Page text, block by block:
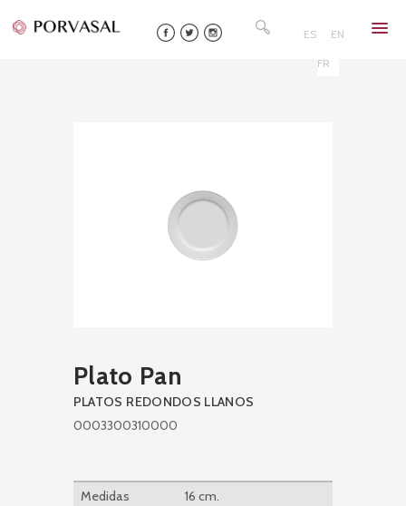
to
ES EN
FR
Plato Pan
PLATOS REDONDOS LLANOS
0003300310000
Medidas
16 cm.